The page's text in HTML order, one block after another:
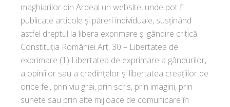
maghiarilor din Ardeal un website, unde pot fi
publicate articole și păreri individuale, susținând
astfel dreptul la libera exprimare și gândire critică.
Constituția României Art. 30 – Libertatea de
exprimare (1) Libertatea de exprimare a gândurilor,
a opiniilor sau a credinţelor şi libertatea creaţiilor de
orice fel, prin viu grai, prin scris, prin imagini, prin
sunete sau prin alte mijloace de comunicare în